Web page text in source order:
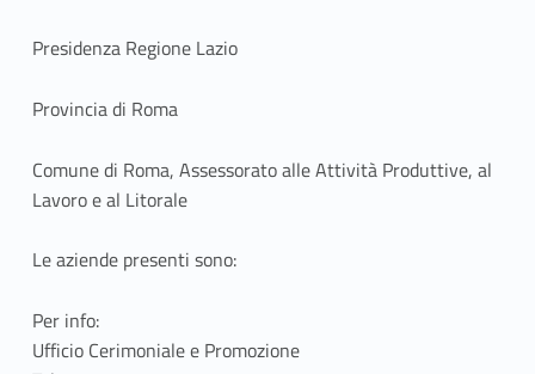
d
i
p
l
o
a
Presidenza Regione Lazio
Provincia di Roma
Comune di Roma, Assessorato alle Attività Produttive, al
Lavoro e al Litorale
Le aziende presenti sono:
Per info:
Ufficio Cerimoniale e Promozione